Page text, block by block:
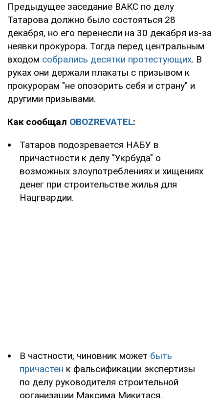
Предыдущее заседание ВАКС по делу
Татарова должно было состояться 28
декабря, но его перенесли на 30 декабря из-за
неявки прокурора. Тогда перед центральным
входом собрались десятки протестующих. В
руках они держали плакаты с призывом к
прокурорам "не опозорить себя и страну" и
другими призывами.
Как сообщал OBOZREVATEL:
Татаров подозревается НАБУ в
причастности к делу "Укрбуда" о
возможных злоупотреблениях и хищениях
денег при строительстве жилья для
Нацгвардии.
В частности, чиновник может быть
причастен к фальсификации экспертизы
по делу руководителя строительной
организации Максима Микитася.